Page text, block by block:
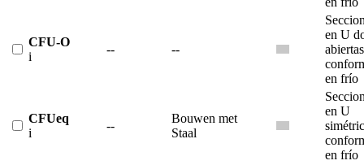
CFU-O
i
-- --
en U
abiertas
en frío
CFUeq
i
--
Bouwen met
Staal
en U
en frío